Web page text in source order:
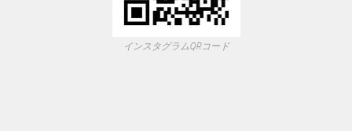
インスタグラムQRコード